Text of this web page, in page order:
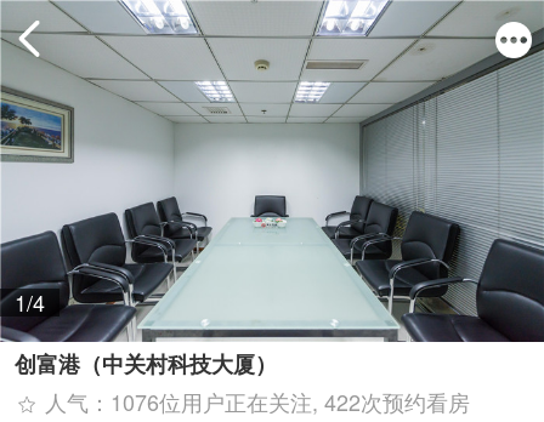
1/4
创富港（中关村科技大厦）
人气：1076位用户正在关注, 422次预约看房